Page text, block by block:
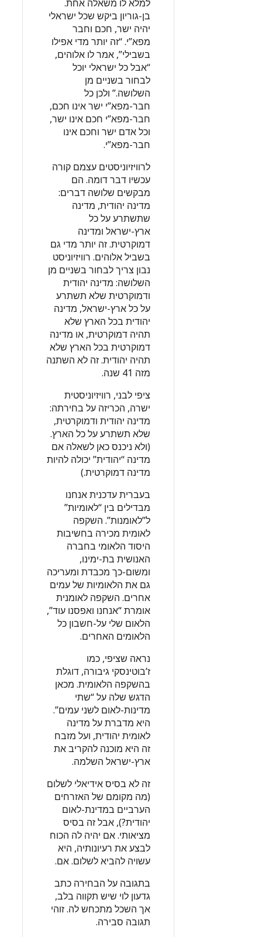
למלא לו משאלה אחת.
בן-גוריון ביקש שכל ישראלי
יהיה ישר, חכם וחבר
מפא”י. “זה יותר מדי אפילו
בשבילי”, אמר לו אלוהים,
“אבל כל ישראלי יוכל
לבחור בשניים מן
השלושה.” ולכן כל
חבר-מפא”י ישר אינו חכם,
חבר-מפא”י חכם אינו ישר,
וכל אדם ישר וחכם אינו
חבר-מפא”י.
לרוויזיוניסטים עצמם קורה
עכשיו דבר דומה. הם
מבקשים שלושה דברים:
מדינה יהודית, מדינה
שתשתרע על כל
ארץ-ישראל ומדינה
דמוקרטית. זה יותר מדי גם
בשביל אלוהים. רוויזיוניסט
נבון צריך לבחור בשניים מן
השלושה: מדינה יהודית
ודמוקרטית שלא תשתרע
על כל ארץ-ישראל, מדינה
יהודית בכל הארץ שלא
תהיה דמוקרטית, או מדינה
דמוקרטית בכל הארץ שלא
תהיה יהודית. זה לא השתנה
מזה 41 שנה.
ציפי לבני, רוויזיוניסטית
ישרה, הכריזה על בחירתה:
מדינה יהודית ודמוקרטית,
שלא תשתרע על כל הארץ.
(ולא ניכנס כאן לשאלה אם
מדינה “יהודית” יכולה להיות
מדינה דמוקרטית.)
בעברית עדכנית אנחנו
מבדילים בין “לאומיות”
ל”לאומנות”. השקפה
לאומית מכירה בחשיבות
היסוד הלאומי בחברה
האנושית בת-ימינו,
ומשום-כך מכבדת ומעריכה
גם את הלאומיות של עמים
אחרים. השקפה לאומנית
אומרת “אנחנו ואפסנו עוד”,
הלאום שלי על-חשבון כל
הלאומים האחרים.
נראה שציפי, כמו
ז’בוטינסקי גיבורה, דוגלת
בהשקפה הלאומית. מכאן
הדגש שלה על “שתי
מדינות-לאום לשני עמים”.
היא מדברת על מדינה
לאומית יהודית, ועל מזבח
זה היא מוכנה להקריב את
ארץ-ישראל השלמה.
זה לא בסיס אידיאלי לשלום
(מה מקומם של האזרחים
הערביים במדינת-לאום
יהודית?), אבל זה בסיס
מציאותי. אם יהיה לה הכוח
לבצע את רעיונותיה, היא
עשויה להביא לשלום. אם.
בתגובה על הבחירה כתב
גדעון לוי שיש תקווה בלב,
אך השכל מתכחש לה. זוהי
תגובה סבירה.